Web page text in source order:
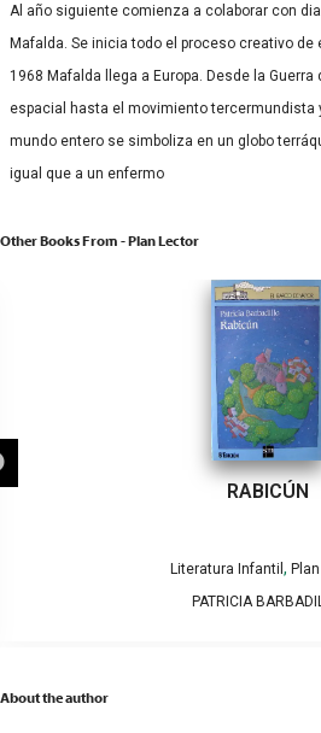
Al año siguiente comienza a colaborar con
Mafalda. Se inicia todo el proceso creativo de
1968 Mafalda llega a Europa. Desde la
espacial hasta el movimiento tercermundista
mundo entero se simboliza en un globo
igual que a un enfermo
Other Books From - Plan Lector
RABICÚN
Literatura Infantil ,
PATRICIA
About the author